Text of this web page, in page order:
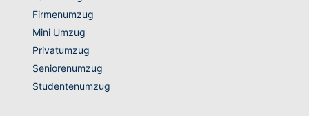
Firmenumzug
Mini Umzug
Privatumzug
Seniorenumzug
Studentenumzug